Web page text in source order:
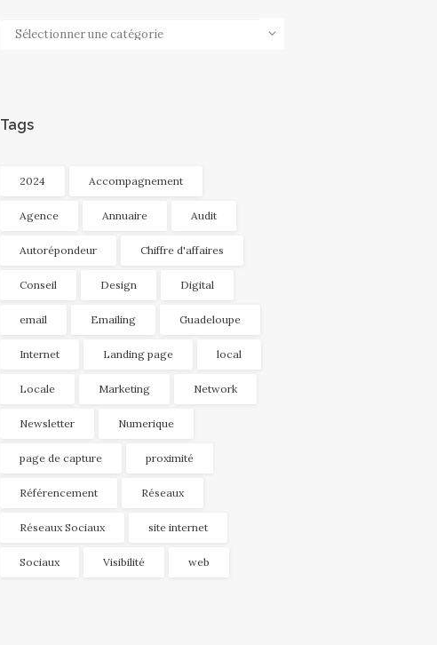
Categories
Tags
2024 Accompagnement
Agence Annuaire Audit
Autorépondeur Chiffre d'affaires
Conseil Design Digital
email Emailing Guadeloupe
Internet Landing page local
Locale Marketing Network
Newsletter Numerique
page de capture proximité
Référencement Réseaux
Réseaux Sociaux site internet
Sociaux Visibilité web